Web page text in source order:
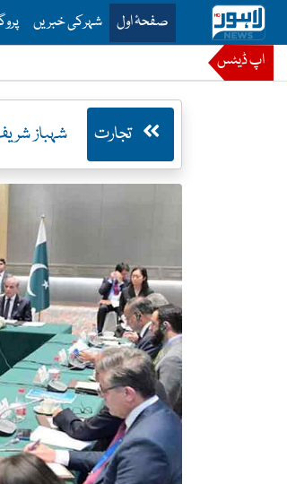
صفحۂ اولfor Lahore News
شہرکی خبریں
اپ ڈیٹس
تجارت شہباز